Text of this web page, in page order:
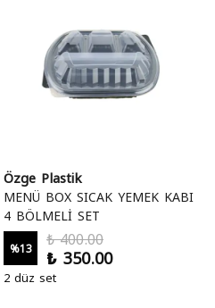
Özge Plastik
MENÜ BOX SICAK YEMEK KABI
4 BÖLMELİ SET
%13
₺ 400.00
₺ 350.00
2 düz set